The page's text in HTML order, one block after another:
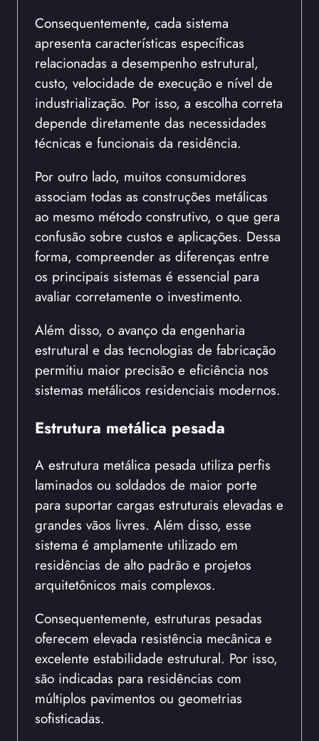
Consequentemente, cada sistema
apresenta características específicas
relacionadas a desempenho estrutural,
custo, velocidade de execução e nível de
industrialização. Por isso, a escolha correta
depende diretamente das necessidades
técnicas e funcionais da residência.
Por outro lado, muitos consumidores
associam todas as construções metálicas
ao mesmo método construtivo, o que gera
confusão sobre custos e aplicações. Dessa
forma, compreender as diferenças entre
os principais sistemas é essencial para
avaliar corretamente o investimento.
Além disso, o avanço da engenharia
estrutural e das tecnologias de fabricação
permitiu maior precisão e eficiência nos
sistemas metálicos residenciais modernos.
Estrutura metálica pesada
A estrutura metálica pesada utiliza perfis
laminados ou soldados de maior porte
para suportar cargas estruturais elevadas e
grandes vãos livres. Além disso, esse
sistema é amplamente utilizado em
residências de alto padrão e projetos
arquitetônicos mais complexos.
Consequentemente, estruturas pesadas
oferecem elevada resistência mecânica e
excelente estabilidade estrutural. Por isso,
são indicadas para residências com
múltiplos pavimentos ou geometrias
sofisticadas.